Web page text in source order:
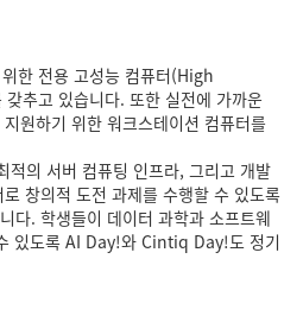
한 전용 고성능 컴퓨터(High
추고 있습니다. 또한 실전에 가까운
원하기 위한 워크스테이션 컴퓨터를
의 서버 컴퓨팅 인프라, 그리고 개발
창의적 도전 과제를 수행할 수 있도록
다. 학생들이 데이터 과학과 소프트웨
있도록 AI Day!와 Cintiq Day!도 정기